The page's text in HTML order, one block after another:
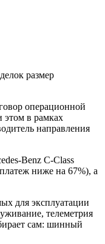
размер
операционной
этом в рамках
направления
Benz C-Class
ниже на 67%), а
для эксплуатации
телеметрия
сам: шинный